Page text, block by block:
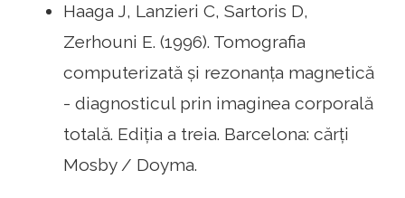
Haaga J, Lanzieri C, Sartoris D,
Zerhouni E. (1996). Tomografia
computerizată și rezonanța magnetică
- diagnosticul prin imaginea corporală
totală. Ediția a treia. Barcelona: cărți
Mosby / Doyma.